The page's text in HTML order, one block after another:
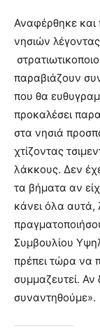
Αναφέρθηκε και
νησιών
παραβιάζουν
που θα
προκαλέσει
στα νησιά
χτίζοντας
λάκκους. Δεν
τα βήματα αν
κάνει όλα αυτά,
Συμβουλίου
πρέπει τώρα να
συμμαζευτεί. Αν
συναντηθούμε».